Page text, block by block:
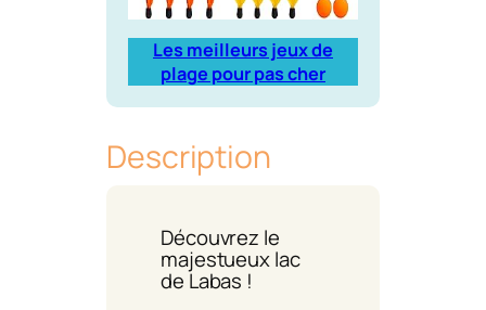
Les meilleurs jeux de
plage pour pas cher
Description
Découvrez le
majestueux lac
de Labas !